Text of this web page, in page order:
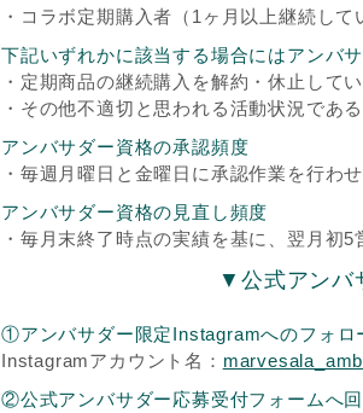
・コラボ定期購入者（1ヶ月以上継続して
下記いずれかに該当する場合にはアンバ
・定期商品の継続購入を解約・休止して
・その他不適切と思われる活動状況であ
アンバサダー資格の承認頻度
・毎週月曜日と金曜日に承認作業を行わ
アンバサダー資格の見直し頻度
・毎月末終了時点の実績を基に、翌月初5
▼公式アンバ
①アンバサダー限定Instagramへのフォロ
Instagramアカウント名：
②公式アンバサダー応募受付フォームへ